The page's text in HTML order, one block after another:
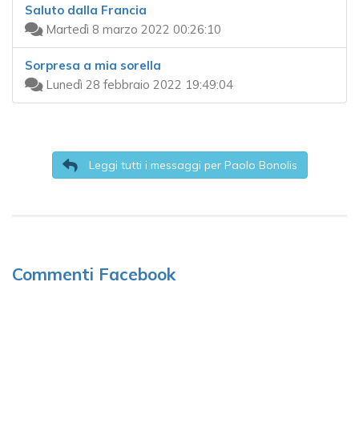
Saluto dalla Francia
Martedì 8 marzo 2022 00:26:10
Sorpresa a mia sorella
Lunedì 28 febbraio 2022 19:49:04
Leggi tutti i messaggi per Paolo Bonolis
Commenti Facebook